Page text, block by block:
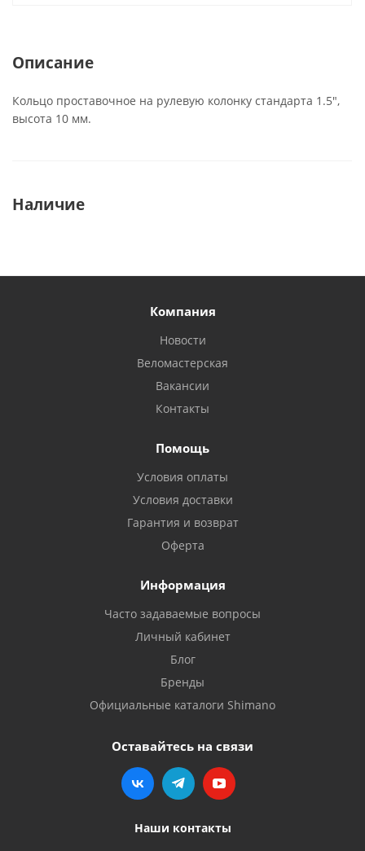
Описание
Кольцо проставочное на рулевую колонку стандарта 1.5",
высота 10 мм.
Наличие
Компания
Новости
Веломастерская
Вакансии
Контакты
Помощь
Условия оплаты
Условия доставки
Гарантия и возврат
Оферта
Информация
Часто задаваемые вопросы
Личный кабинет
Блог
Бренды
Официальные каталоги Shimano
Оставайтесь на связи
Наши контакты